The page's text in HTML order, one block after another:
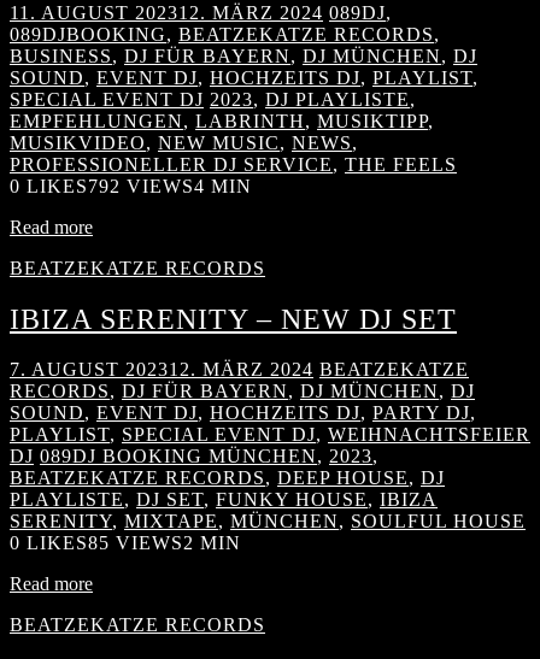
11. AUGUST 202312. MÄRZ 2024 089DJ,
089DJBOOKING, BEATZEKATZE RECORDS,
BUSINESS, DJ FÜR BAYERN, DJ MÜNCHEN, DJ
SOUND, EVENT DJ, HOCHZEITS DJ, PLAYLIST,
SPECIAL EVENT DJ 2023, DJ PLAYLISTE,
EMPFEHLUNGEN, LABRINTH, MUSIKTIPP,
MUSIKVIDEO, NEW MUSIC, NEWS,
PROFESSIONELLER DJ SERVICE, THE FEELS
0 LIKES792 VIEWS4 MIN
Read more
BEATZEKATZE RECORDS
IBIZA SERENITY – NEW DJ SET
7. AUGUST 202312. MÄRZ 2024 BEATZEKATZE
RECORDS, DJ FÜR BAYERN, DJ MÜNCHEN, DJ
SOUND, EVENT DJ, HOCHZEITS DJ, PARTY DJ,
PLAYLIST, SPECIAL EVENT DJ, WEIHNACHTSFEIER
DJ 089DJ BOOKING MÜNCHEN, 2023,
BEATZEKATZE RECORDS, DEEP HOUSE, DJ
PLAYLISTE, DJ SET, FUNKY HOUSE, IBIZA
SERENITY, MIXTAPE, MÜNCHEN, SOULFUL HOUSE
0 LIKES85 VIEWS2 MIN
Read more
BEATZEKATZE RECORDS